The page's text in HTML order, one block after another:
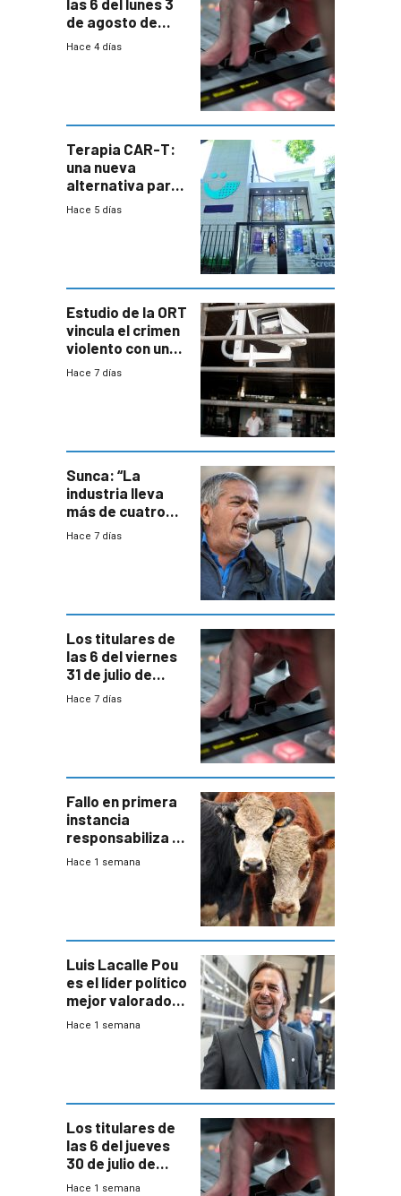
las 6 del lunes 3
de agosto de
2026
Hace 4 días
Terapia CAR-T:
una nueva
alternativa para
niños y
Hace 5 días
Estudio de la ORT
vincula el crimen
violento con una
menor creación
Hace 7 días
Sunca: “La
industria lleva
más de cuatro
meses sin
Hace 7 días
Los titulares de
las 6 del viernes
31 de julio de
2026
Hace 7 días
Fallo en primera
instancia
responsabiliza al
Estado por falta
Hace 1 semana
Luis Lacalle Pou
es el líder político
mejor valorado
del país, según
Hace 1 semana
Los titulares de
las 6 del jueves
30 de julio de
2026
Hace 1 semana